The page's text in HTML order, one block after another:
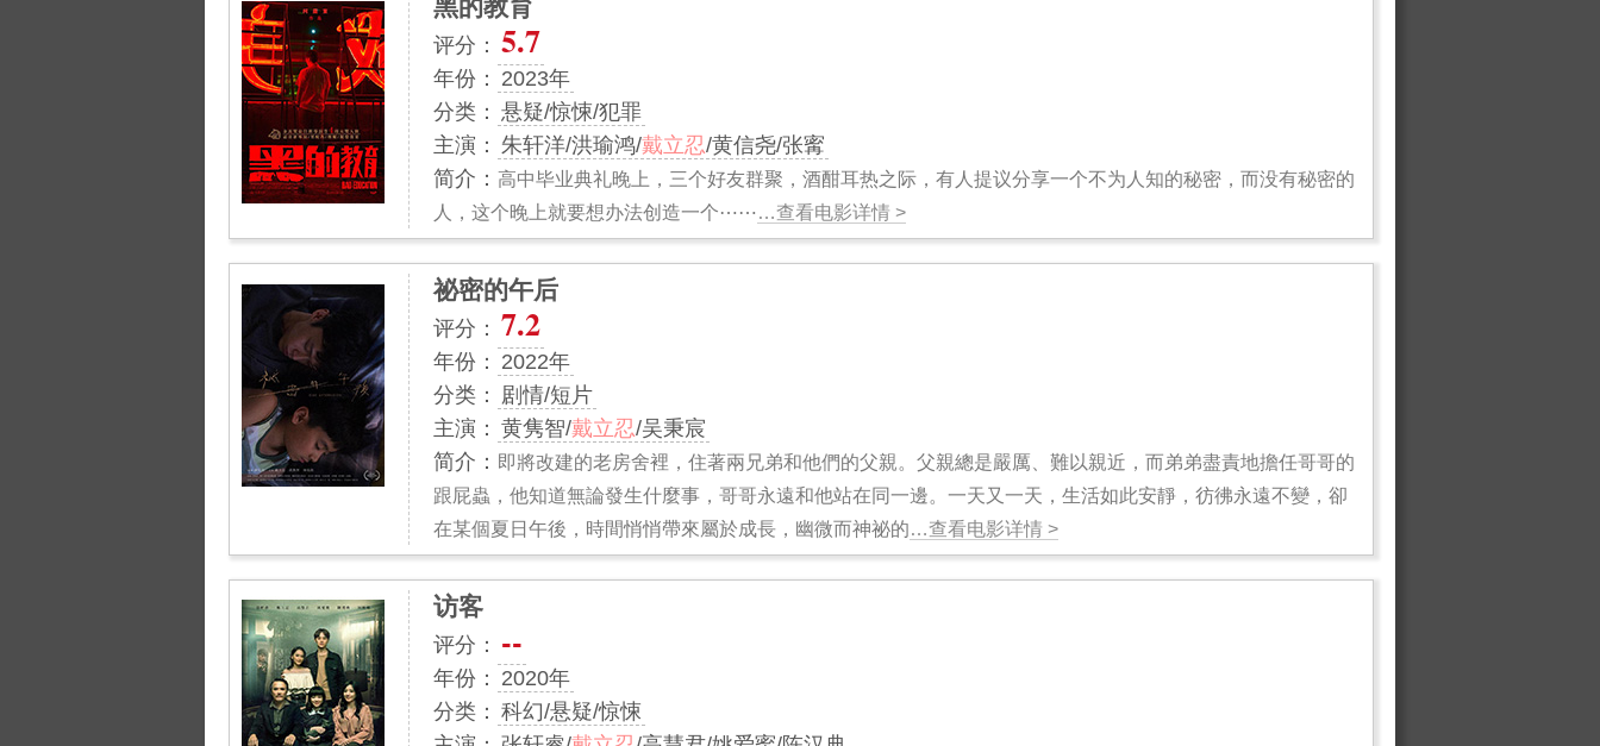
黑的教育
评分： 5.7
年份： 2023年
分类： 悬疑/惊悚/犯罪
主演： 朱轩洋/洪瑜鸿/戴立忍/黄信尧/张寗
简介： 高中毕业典礼晚上，三个好友群聚，酒酣耳热之际，有人提议分享一个不为人知的秘密，而没有秘密的
人，这个晚上就要想办法创造一个⋯⋯ …查看电影详情 >
祕密的午后
评分： 7.2
年份： 2022年
分类： 剧情/短片
主演： 黄隽智/戴立忍/吴秉宸
简介： 即將改建的老房舍裡，住著兩兄弟和他們的父親。父親總是嚴厲、難以親近，而弟弟盡責地擔任哥哥的
跟屁蟲，他知道無論發生什麼事，哥哥永遠和他站在同一邊。一天又一天，生活如此安靜，彷彿永遠不變，卻
在某個夏日午後，時間悄悄帶來屬於成長，幽微而神祕的…查看电影详情 >
访客
评分： --
年份： 2020年
分类： 科幻/悬疑/惊悚